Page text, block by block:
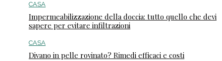
CASA
Impermeabilizzazione della doccia: tutto quello che devi
sapere per evitare infiltrazioni
CASA
Divano in pelle rovinato? Rimedi efficaci e costi